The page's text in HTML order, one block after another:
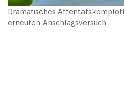
Dramatisches
erneuten Anschlagsversuch